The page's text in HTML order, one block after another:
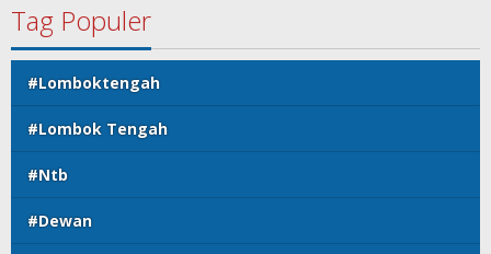
Tag Populer
#Lomboktengah
#Lombok Tengah
#Ntb
#Dewan